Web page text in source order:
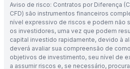
Aviso de risco: Contratos por Diferença
CFD) são instrumentos financeiros
nível expressivo de riscos e podem não
os investidores, uma vez que podem
capital investido rapidamente, devido à
deverá avaliar sua compreensão de
objetivos de investimento, seu nível de
a assumir riscos e, se necessário,